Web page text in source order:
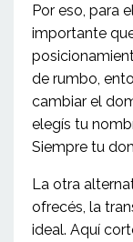
Por eso, para
importante
de rumbo,
cambiar el
elegís tu
Siempre tu
La otra
ofrecés, la
ideal. Aquí